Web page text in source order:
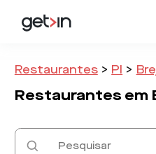
Restaurantes > PI >
Restaurantes em